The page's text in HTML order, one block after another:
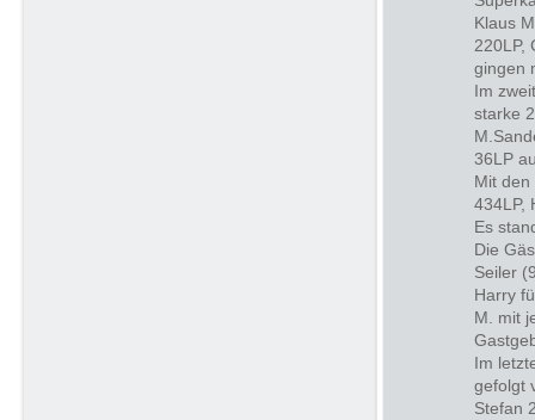
Klaus
220LP,
gingen
Im
starke
36LP
Mit den
434LP,
Es
Die
Seiler
Harry
M. mit
Im
gefolgt
Stefan